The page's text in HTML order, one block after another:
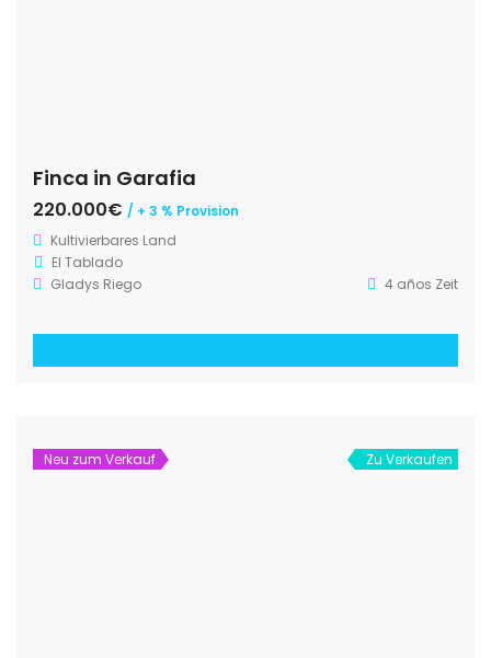
Finca in Garafia
220.000€ / + 3 % Provision
Kultivierbares Land
El Tablado
Gladys Riego
4 años Zeit
Neu zum Verkauf Zu Verkaufen